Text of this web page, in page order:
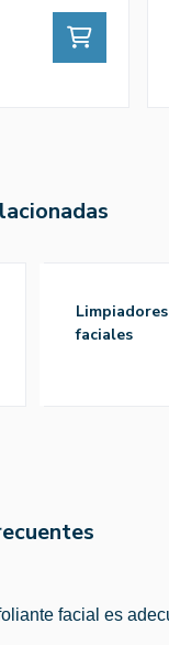
limpiadores
faciales
facial es